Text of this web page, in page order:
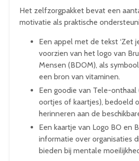
Het zelfzorgpakket bevat een
motivatie als praktische
Een appel met de tekst ‘Zet
voorzien van het logo van
Mensen (BDOM), als
een bron van vitaminen.
Een goodie van Tele-onthaal
oortjes of kaartjes), bedoeld
herinneren aan de
Een kaartje van Logo BO en
informatie over organisaties
bieden bij mentale